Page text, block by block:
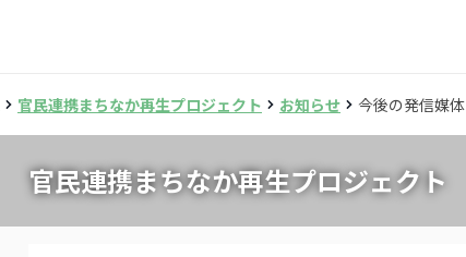
官民連携まちなか再生プロジェクト お知らせ 今後の発信媒
官民連携まちなか再生プロジェクト